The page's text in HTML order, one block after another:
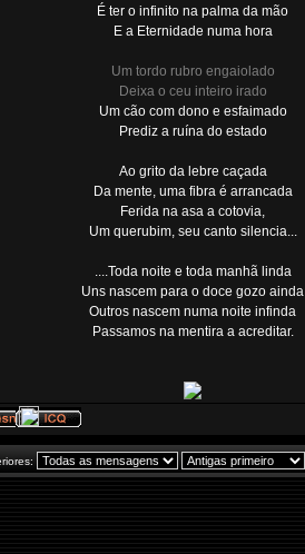
É ter o infinito na palma da mão
E a Eternidade numa hora
Um tordo rubro engaiolado
Deixa o ceu inteiro irado
Um cão com dono e esfaimado
Prediz a ruína do estado
Ao grito da lebre caçada
Da mente, uma fibra é arrancada
Ferida na asa a cotovia,
Um querubim, seu canto silencia...
....Toda noite e toda manhã linda
Uns nascem para o doce gozo ainda
Outros nascem numa noite infinda
Passamos na mentira a acreditar.